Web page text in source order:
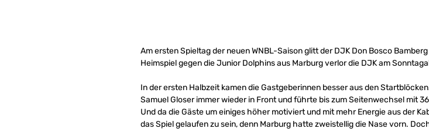
Am ersten Spieltag der neuen WNBL-Saison glitt der DJK Don Bosco
Heimspiel gegen die Junior Dolphins aus Marburg verlor die DJK am
In der ersten Halbzeit kamen die Gastgeberinnen besser aus den
Samuel Gloser immer wieder in Front und führte bis zum Seitenwechsel mit
Und da die Gäste um einiges höher motiviert und mit mehr Energie aus der
das Spiel gelaufen zu sein, denn Marburg hatte zweistellig die Nase vorn.